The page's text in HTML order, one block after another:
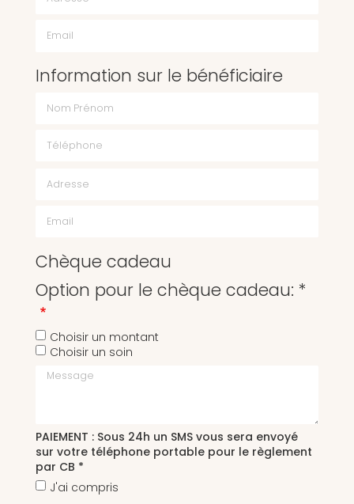
Information sur le bénéficiaire
Chèque cadeau
Option pour le chèque cadeau: *
Choisir un montant
Choisir un soin
Message
PAIEMENT : Sous 24h un SMS vous sera envoyé
sur votre téléphone portable pour le règlement
par CB *
J'ai compris